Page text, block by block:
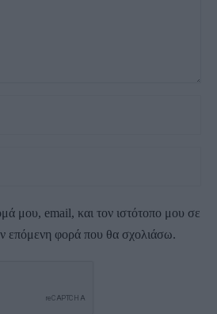
μου, email, και τον ιστότοπο μου σε
επόμενη φορά που θα σχολιάσω.